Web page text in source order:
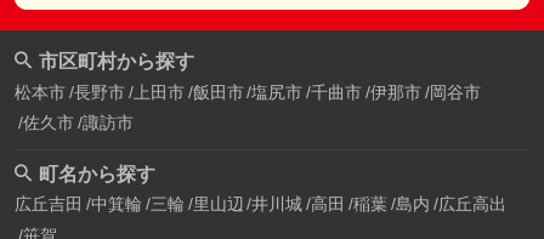
市区町村から探す
松本市 長野市 上田市 飯田市 塩尻市 千曲市 伊那市 岡谷市
佐久市 諏訪市
町名から探す
広丘吉田 中箕輪 三輪 里山辺 井川城 高田 稲葉 島内 広丘高出